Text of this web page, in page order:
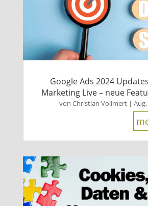
Google Ads 2024
Marketing Live – neue
von Christian Vollmert|